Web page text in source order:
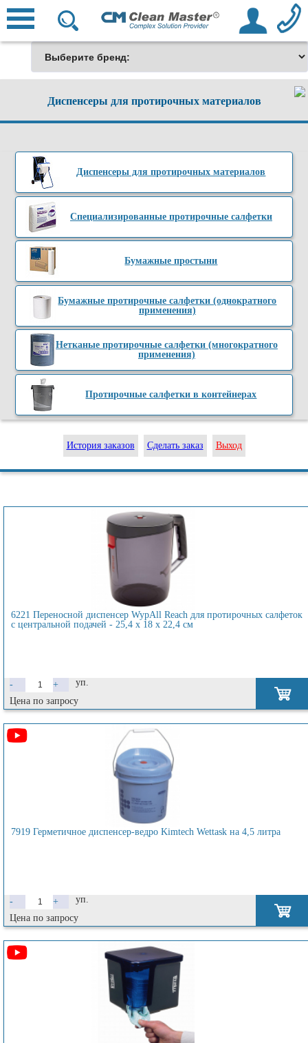
Диспенсеры для протирочных материалов
Диспенсеры для протирочных материалов
Специализированные протирочные салфетки
Бумажные простыни
Бумажные протирочные салфетки (однократного
применения)
Нетканые протирочные салфетки (многократного
применения)
Протирочные салфетки в контейнерах
История заказов Сделать заказ Выход
6221 Переносной диспенсер WypAll Reach для протирочных салфеток
с центральной подачей - 25,4 x 18 x 22,4 см
- +
уп.
Цена по запросу
7919 Герметичное диспенсер-ведро Kimtech Wettask на 4,5 литра
- +
уп.
Цена по запросу